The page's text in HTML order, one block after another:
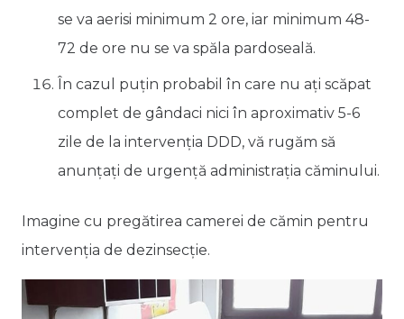
se va aerisi minimum 2 ore, iar minimum 48-
72 de ore nu se va spăla pardoseală.
În cazul puțin probabil în care nu ați scăpat
complet de gândaci nici în aproximativ 5-6
zile de la intervenția DDD, vă rugăm să
anunțați de urgență administrația căminului.
Imagine cu pregătirea camerei de cămin pentru
intervenția de dezinsecție.